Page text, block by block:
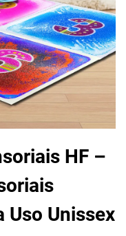
HF –
Uso Unissex